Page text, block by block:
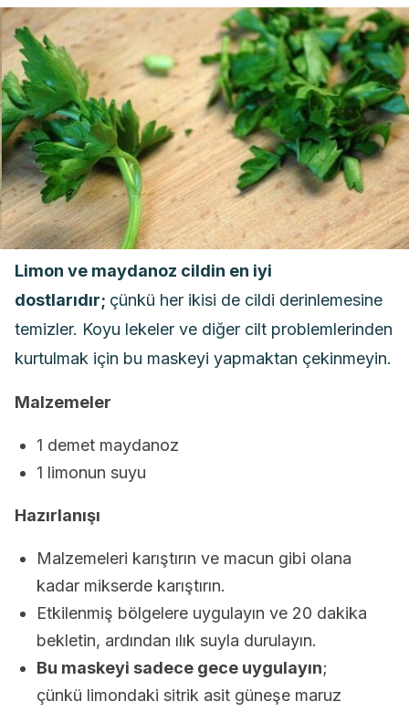
Limon ve maydanoz cildin en iyi
dostlarıdır; çünkü her ikisi de cildi derinlemesine
temizler. Koyu lekeler ve diğer cilt problemlerinden
kurtulmak için bu maskeyi yapmaktan çekinmeyin.
Malzemeler
1 demet maydanoz
1 limonun suyu
Hazırlanışı
Malzemeleri karıştırın ve macun gibi olana
kadar mikserde karıştırın.
Etkilenmiş bölgelere uygulayın ve 20 dakika
bekletin, ardından ılık suyla durulayın.
Bu maskeyi sadece gece uygulayın;
çünkü limondaki sitrik asit güneşe maruz